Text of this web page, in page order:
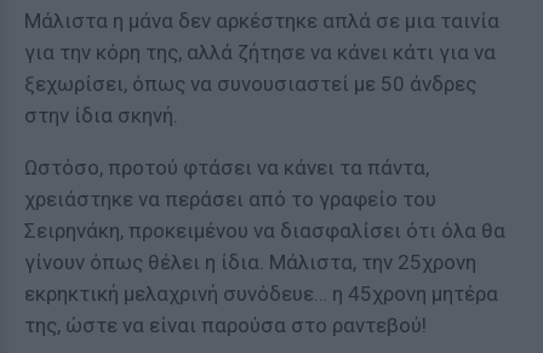
Μάλιστα η μάνα δεν αρκέστηκε απλά σε μια ταινία
για την κόρη της, αλλά ζήτησε να κάνει κάτι για να
ξεχωρίσει, όπως να συνουσιαστεί με 50 άνδρες
στην ίδια σκηνή.
Ωστόσο, προτού φτάσει να κάνει τα πάντα,
χρειάστηκε να περάσει από το γραφείο του
Σειρηνάκη, προκειμένου να διασφαλίσει ότι όλα θα
γίνουν όπως θέλει η ίδια. Μάλιστα, την 25χρονη
εκρηκτική μελαχρινή συνόδευε… η 45χρονη μητέρα
της, ώστε να είναι παρούσα στο ραντεβού!